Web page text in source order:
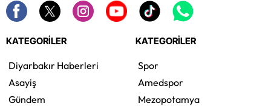
KATEGORİLER
Diyarbakır Haberleri
Asayiş
Gündem
KATEGORİLER
Spor
Amedspor
Mezopotamya